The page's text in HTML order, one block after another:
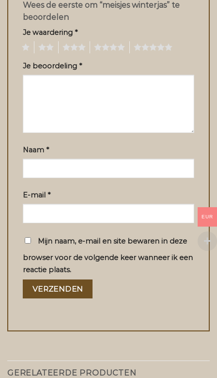
Wees de eerste om “meisjes winterjas” te
beoordelen
Je waardering *
Je beoordeling *
Naam *
E-mail *
Mijn naam, e-mail en site bewaren in deze
browser voor de volgende keer wanneer ik een
reactie plaats.
GERELATEERDE PRODUCTEN
EUR